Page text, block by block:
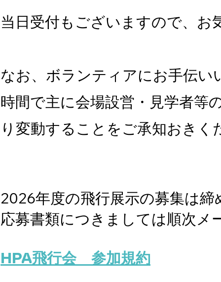
当日受付もございますので、お
なお、ボランティアにお手伝い
時間で主に会場設営・見学者等
り変動することをご承知おきく
2026年度の飛行展示の募集は
応募書類につきましては順次メ
HPA飛行会 参加規約